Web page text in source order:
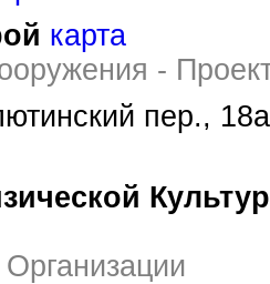
карта
-
пер., 18а